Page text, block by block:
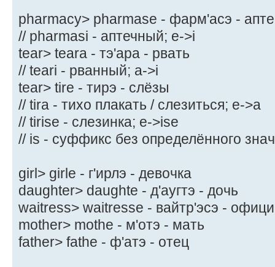
pharmacy> pharmase - фарм'асэ -
// pharmasi - аптечный; e->i
tear> teara - тэ'ара - рвать
// teari - рванный; a->i
tear> tire - тирэ - слёзы
// tira - тихо плакать / слезиться; e->a
// tirise - слезинка; e->ise
// is - суффикс без определённого
girl> girle - г'ирлэ - девочка
daughter> daughte - д'аугтэ - дочь
waitress> waitresse - вайтр'эсэ -
mother> mothe - м'отэ - мать
father> fathe - ф'атэ - отец